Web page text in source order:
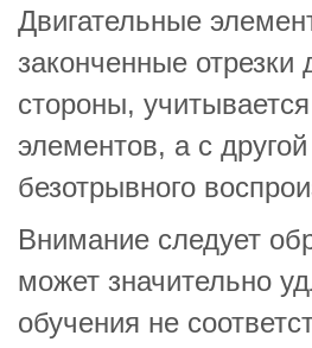
Двигательные
законченные
стороны,
элементов, а с
безотрывного
Внимание следует
может значительно
обучения не